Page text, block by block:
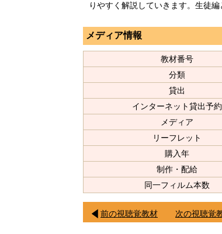
りやすく解説していきます。生徒編
メディア情報
教材番号
分類
貸出
インターネット貸出予約
メディア
リーフレット
購入年
制作・配給
同一フィルム本数
前の視聴覚教材 次の視聴覚